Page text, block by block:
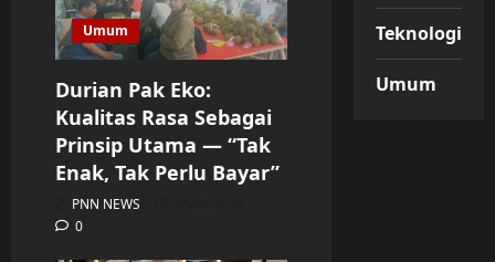
Umum
Durian Pak Eko:
Kualitas Rasa Sebagai
Prinsip Utama — “Tak
Enak, Tak Perlu Bayar”
PNN NEWS
0
Teknologi
Umum